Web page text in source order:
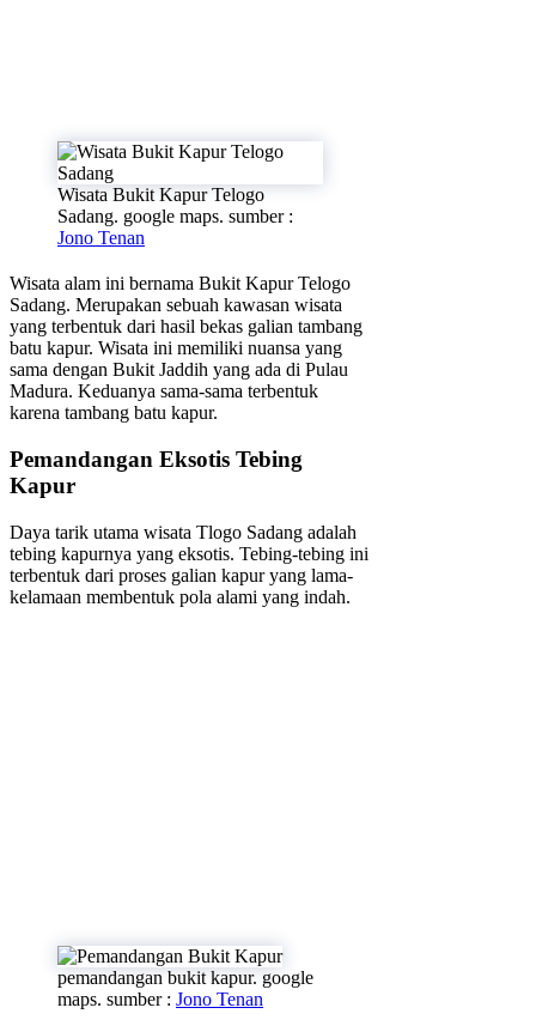
Wisata Bukit Kapur Telogo
Sadang. google maps. sumber :
Jono Tenan
Wisata alam ini bernama Bukit Kapur Telogo
Sadang. Merupakan sebuah kawasan wisata
yang terbentuk dari hasil bekas galian tambang
batu kapur. Wisata ini memiliki nuansa yang
sama dengan Bukit Jaddih yang ada di Pulau
Madura. Keduanya sama-sama terbentuk
karena tambang batu kapur.
Pemandangan Eksotis Tebing
Kapur
Daya tarik utama wisata Tlogo Sadang adalah
tebing kapurnya yang eksotis. Tebing-tebing ini
terbentuk dari proses galian kapur yang lama-
kelamaan membentuk pola alami yang indah.
pemandangan bukit kapur. google
maps. sumber : Jono Tenan